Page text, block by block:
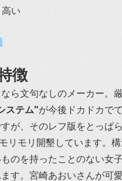
い
徴
ら文句なしのメーカー。
ステム"が今後ドカドカで
が、そのレフ版をとっぱ
リモリ開墾しています。
のを持ったことのない女
す。宮崎あおいさんが可愛